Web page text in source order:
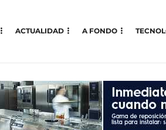
ACTUALIDAD A FONDO